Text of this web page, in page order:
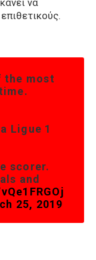
the most
Ligue 1
scorer.
and
25, 2019